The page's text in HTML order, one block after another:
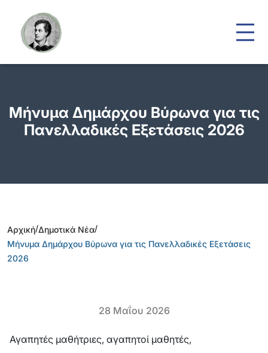
Μήνυμα Δημάρχου Βύρωνα για τις
Πανελλαδικές Εξετάσεις 2026
Αρχική/Δημοτικά Νέα/
Μήνυμα Δημάρχου Βύρωνα για τις Πανελλαδικές Εξετάσεις
2026
28 Μαΐου 2026
Αγαπητές μαθήτριες, αγαπητοί μαθητές,